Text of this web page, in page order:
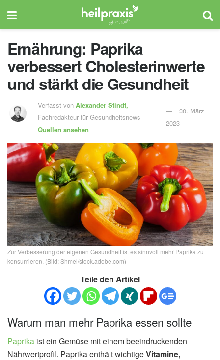
Ernährung: Paprika
verbessert Cholesterinwerte
und stärkt die Gesundheit
Verfasst vonAlexander Stindt,
Fachredakteur für Gesundheitsnews
Quellen ansehen
30. März
2023
Zur Verbesserung der eigenen Gesundheit ist es sinnvoll mehr Paprika zu
konsumieren. (Bild: Shmel/stock.adobe.com)
Teile den Artikel
Warum man mehr Paprika essen sollte
Paprika ist ein Gemüse mit einem beeindruckenden
Nährwertprofil. Paprika enthält wichtigeVitamine,